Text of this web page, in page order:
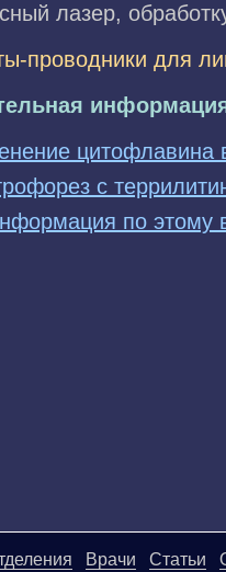
лазер,
проводники для
цитофлавина
с
по этому
Врачи Статьи